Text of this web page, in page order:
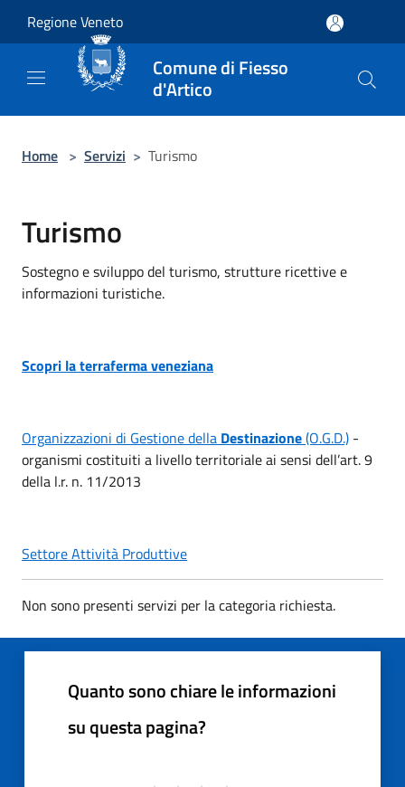
Regione Veneto
Comune di Fiesso
d'Artico
Home > Servizi > Turismo
Turismo
Sostegno e sviluppo del turismo, strutture ricettive e
informazioni turistiche.
Scopri la terraferma veneziana
Organizzazioni di Gestione della Destinazione(O.G.D.) -
organismi costituiti a livello territoriale ai sensi dell’art. 9
della l.r. n. 11/2013
Settore Attività Produttive
Non sono presenti servizi per la categoria richiesta.
Quanto sono chiare le informazioni
su questa pagina?